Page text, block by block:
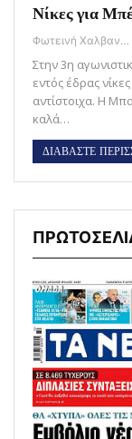
Νίκες για
Φωτεινή Χαλβαντζή
Στην 3η
εντός έδρας
αντίστοιχα. Η
καλά…
ΔΙΑΒΑΣΤΕ